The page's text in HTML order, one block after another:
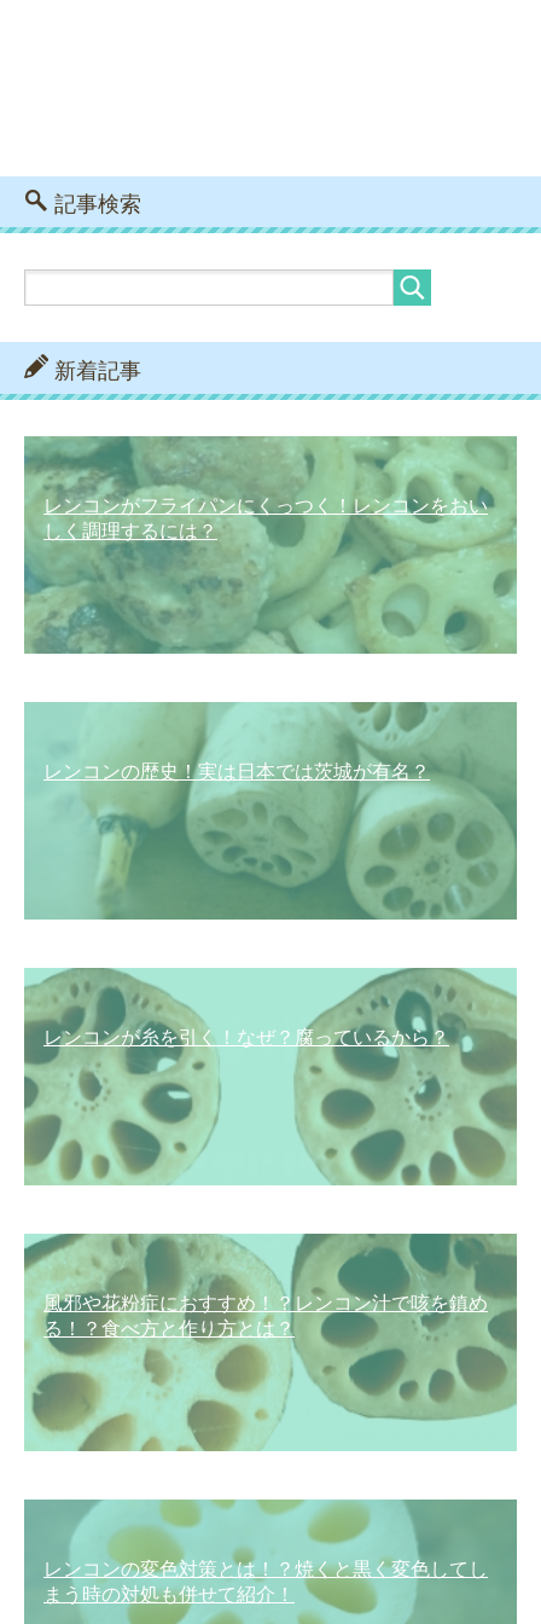
記事検索
新着記事
レンコンがフライパンにくっつく！レンコンをおい
しく調理するには？
レンコンの歴史！実は日本では茨城が有名？
レンコンが糸を引く！なぜ？腐っているから？
風邪や花粉症におすすめ！？レンコン汁で咳を鎮め
る！？食べ方と作り方とは？
レンコンの変色対策とは！？焼くと黒く変色してし
まう時の対処も併せて紹介！